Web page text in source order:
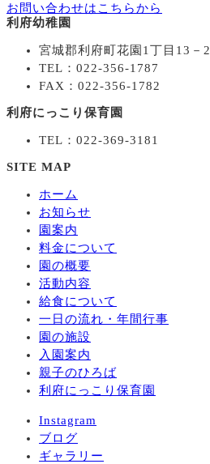
お問い合わせはこちらから
利府幼稚園
宮城郡利府町花園1丁目13－2
TEL：022-356-1787
FAX：022-356-1782
利府にっこり保育園
TEL：022-369-3181
SITE MAP
ホーム
お知らせ
園案内
料金について
園の概要
活動内容
給食について
一日の流れ・年間行事
園の施設
入園案内
親子のひろば
利府にっこり保育園
Instagram
ブログ
ギャラリー